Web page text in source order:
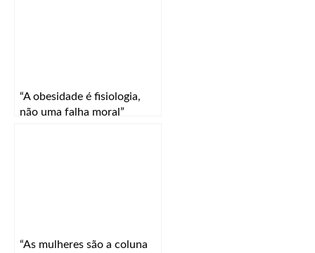
“A obesidade é fisiologia,
não uma falha moral”
“As mulheres são a coluna